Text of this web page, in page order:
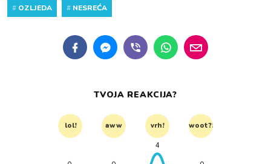
# OZLJEDA # NESREĆA
TVOJA REAKCIJA?
lol! aww vrh! woot?!
4